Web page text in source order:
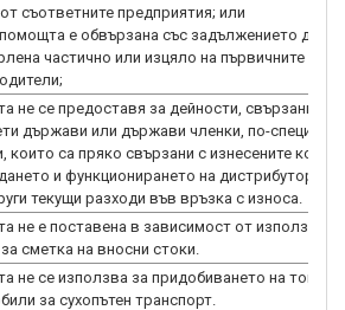
съответните предприятия; или
е обвързана със задължението да
частично или изцяло на първичните
не се предоставя за дейности, свързани с
държави или държави членки, по-
които са пряко свързани с изнесените
и функционирането на
текущи разходи във връзка с износа.
не е поставена в зависимост от използване
сметка на вносни стоки.
не се използва за придобиването на
за сухопътен транспорт.